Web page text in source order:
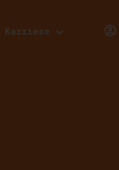
Karriere